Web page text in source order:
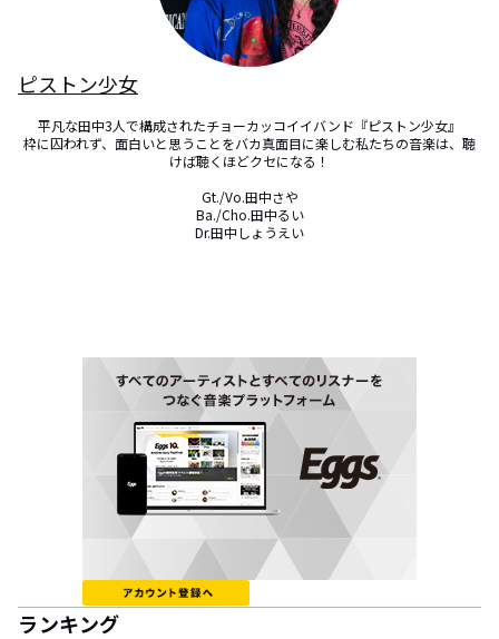
ピストン少女
平凡な田中3人で構成されたチョーカッコイイバンド『ピストン少女』
枠に囚われず、面白いと思うことをバカ真面目に楽しむ私たちの音楽は、聴
けば聴くほどクセになる！
Gt./Vo.田中さや
Ba./Cho.田中るい
Dr.田中しょうえい
ランキング